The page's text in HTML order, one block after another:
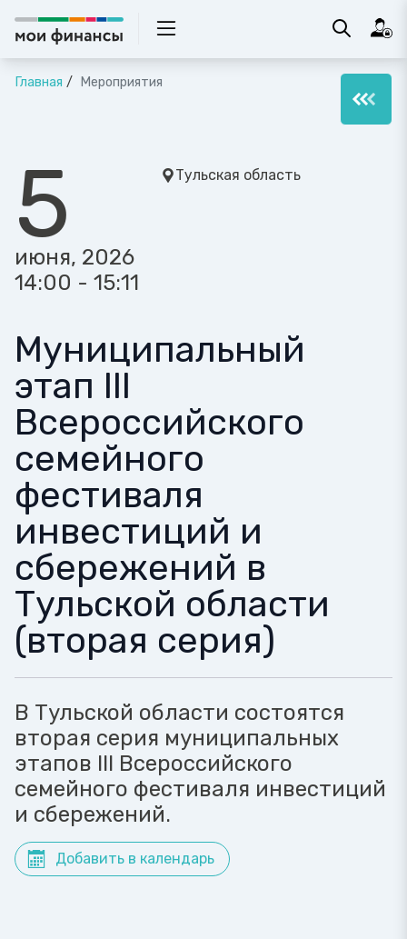
Главная Мероприятия
5
июня, 2026
14:00 - 15:11
Тульская область
Муниципальный
этап III
Всероссийского
семейного
фестиваля
инвестиций и
сбережений в
Тульской области
(вторая серия)
В Тульской области состоятся
вторая серия муниципальных
этапов III Всероссийского
семейного фестиваля инвестиций
и сбережений.
Добавить в календарь